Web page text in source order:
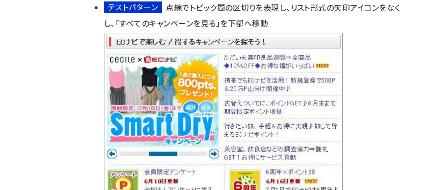
テストパターン
点線でトピック間の区切りを表現し、リスト形式の矢印アイコンをなく
し、「すべてのキャンペーンを見る」を下部へ移動